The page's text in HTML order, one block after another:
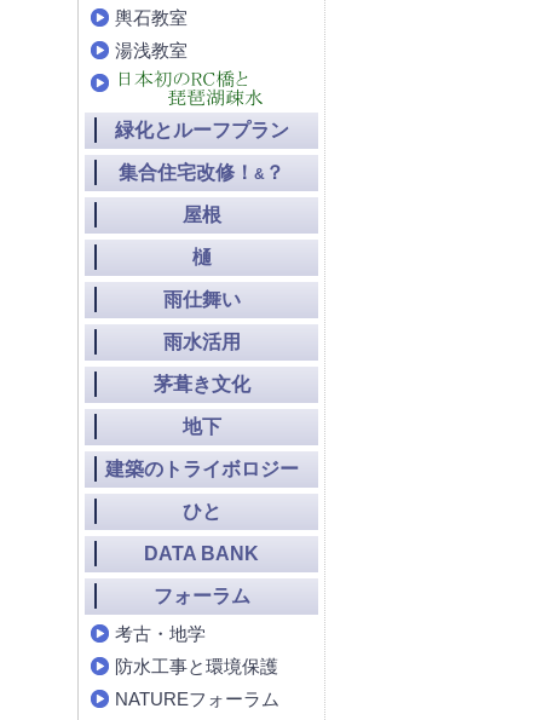
輿石教室
湯浅教室
緑化とルーフプラン
集合住宅改修！ & ？
屋根
樋
雨仕舞い
雨水活用
茅葺き文化
地下
建築のトライボロジー
ひと
DATA BANK
フォーラム
考古・地学
防水工事と環境保護
NATUREフォーラム